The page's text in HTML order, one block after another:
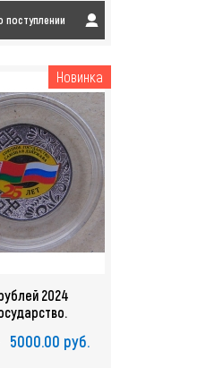
поступлении
Новинка
2024
5000.00 руб.